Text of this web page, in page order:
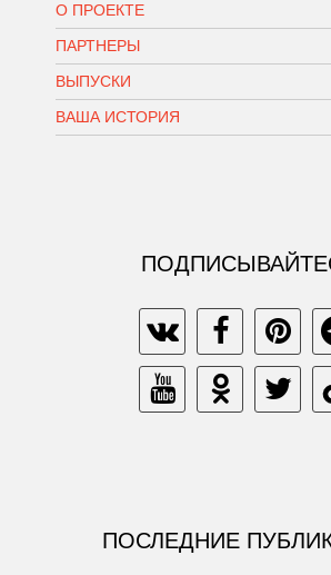
О ПРОЕКТЕ
ПАРТНЕРЫ
ВЫПУСКИ
ВАША ИСТОРИЯ
ПОСЛЕДНИЕ